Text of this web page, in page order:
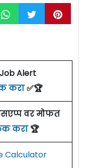
२२
२५१
मागवण्यात येत
दिनांक २०
कृपया
Alert
करा✅🏆
वर मोफत
करा🏆
Calculator